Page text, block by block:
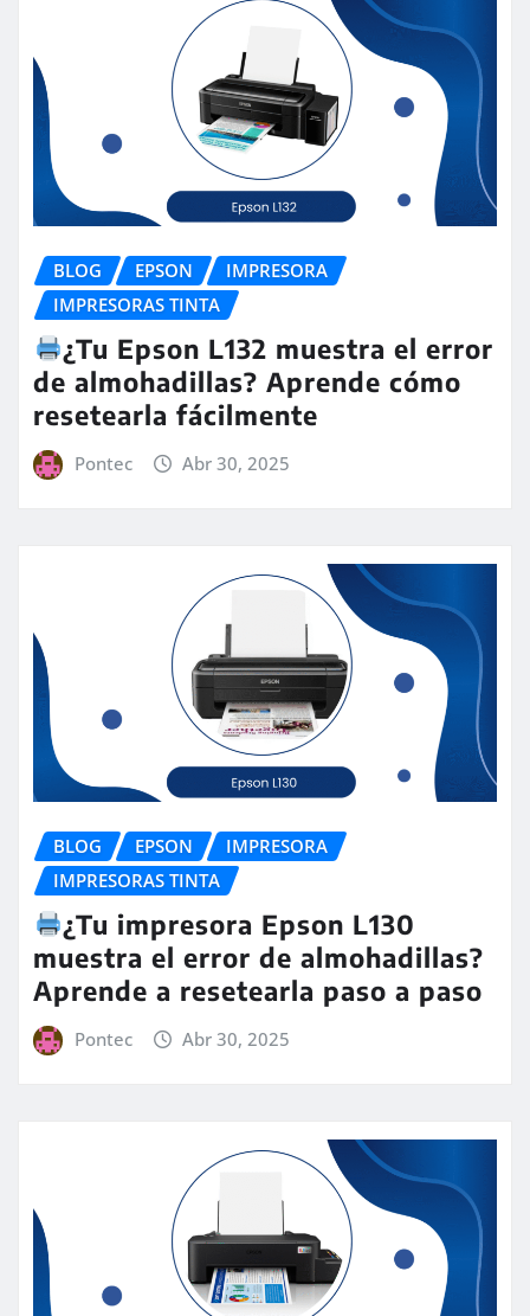
BLOG EPSON
IMPRESORA
IMPRESORAS TINTA
¿Tu Epson L132 muestra el error
de almohadillas? Aprende cómo
resetearla fácilmente
Pontec Abr 30, 2025
BLOG EPSON
IMPRESORA
IMPRESORAS TINTA
¿Tu impresora Epson L130
muestra el error de almohadillas?
Aprende a resetearla paso a paso
Pontec Abr 30, 2025